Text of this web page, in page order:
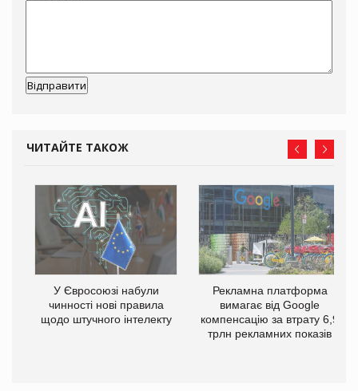
ЧИТАЙТЕ ТАКОЖ
У Євросоюзі набули
чинності нові правила
щодо штучного інтелекту
Рекламна платформа
вимагає від Google
компенсацію за втрату 6,9
трлн рекламних показів